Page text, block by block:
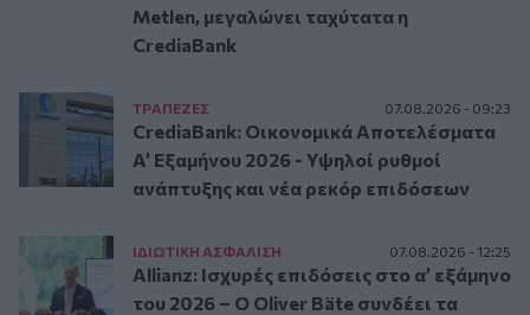
Metlen, μεγαλώνει ταχύτατα η
CrediaBank
ΤΡAΠΕΖΕΣ 07.08.2026 - 09:23
CrediaBank: Οικονομικά Αποτελέσματα
A’ Εξαμήνου 2026 - Υψηλοί ρυθμοί
ανάπτυξης και νέα ρεκόρ επιδόσεων
ΙΔΙΩΤΙΚΗ ΑΣΦAΛΙΣΗ 07.08.2026 - 12:25
Allianz: Ισχυρές επιδόσεις στο α’ εξάμηνο
του 2026 – Ο Oliver Bäte συνδέει τα